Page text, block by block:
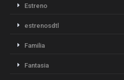
Estreno
estrenosdtl
Familia
Fantasia